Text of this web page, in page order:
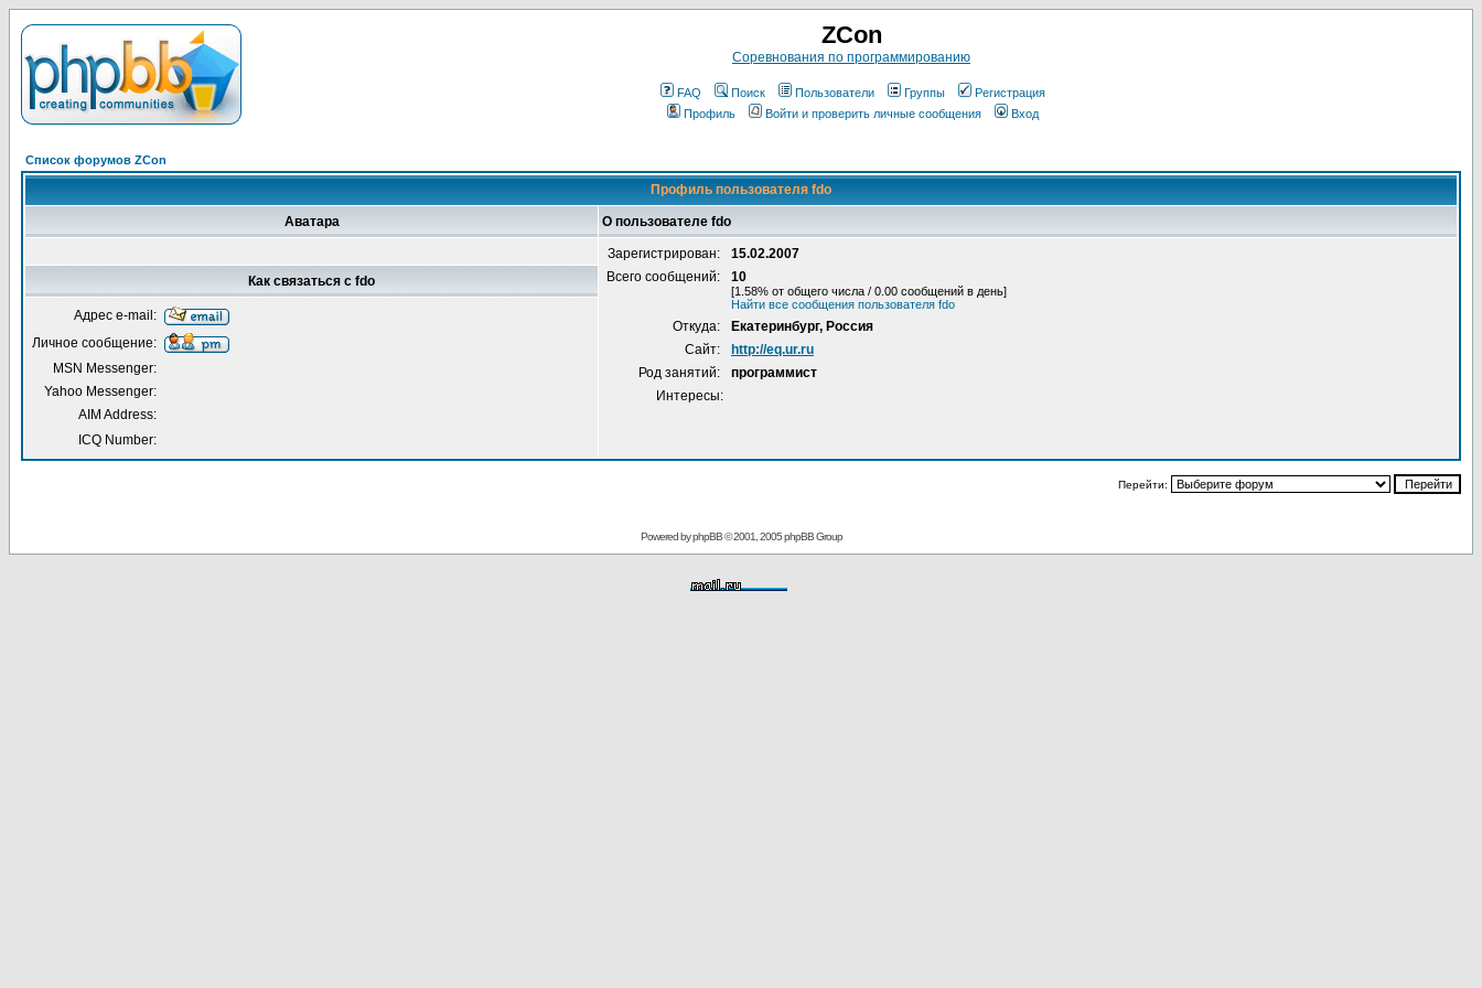
ZCon
Соревнования по программированию
FAQ Поиск Пользователи Группы
Регистрация
Профиль
Войти и проверить личные сообщения Вход
Список форумов ZCon
Профиль пользователя fdo
Аватара О пользователе fdo
Зарегистрирован:
15.02.2007
Всего сообщений:
10
[1.58% от общего числа / 0.00 сообщений в день]
Найти все сообщения пользователя fdo
Откуда:
Екатеринбург, Россия
Сайт:
http://eq.ur.ru
Род занятий:
программист
Интересы:
Как связаться с fdo
Адрес e-mail:
Личное сообщение:
MSN Messenger:
Yahoo Messenger:
AIM Address:
ICQ Number:
Перейти:
Powered byphpBB© 2001, 2005 phpBB Group